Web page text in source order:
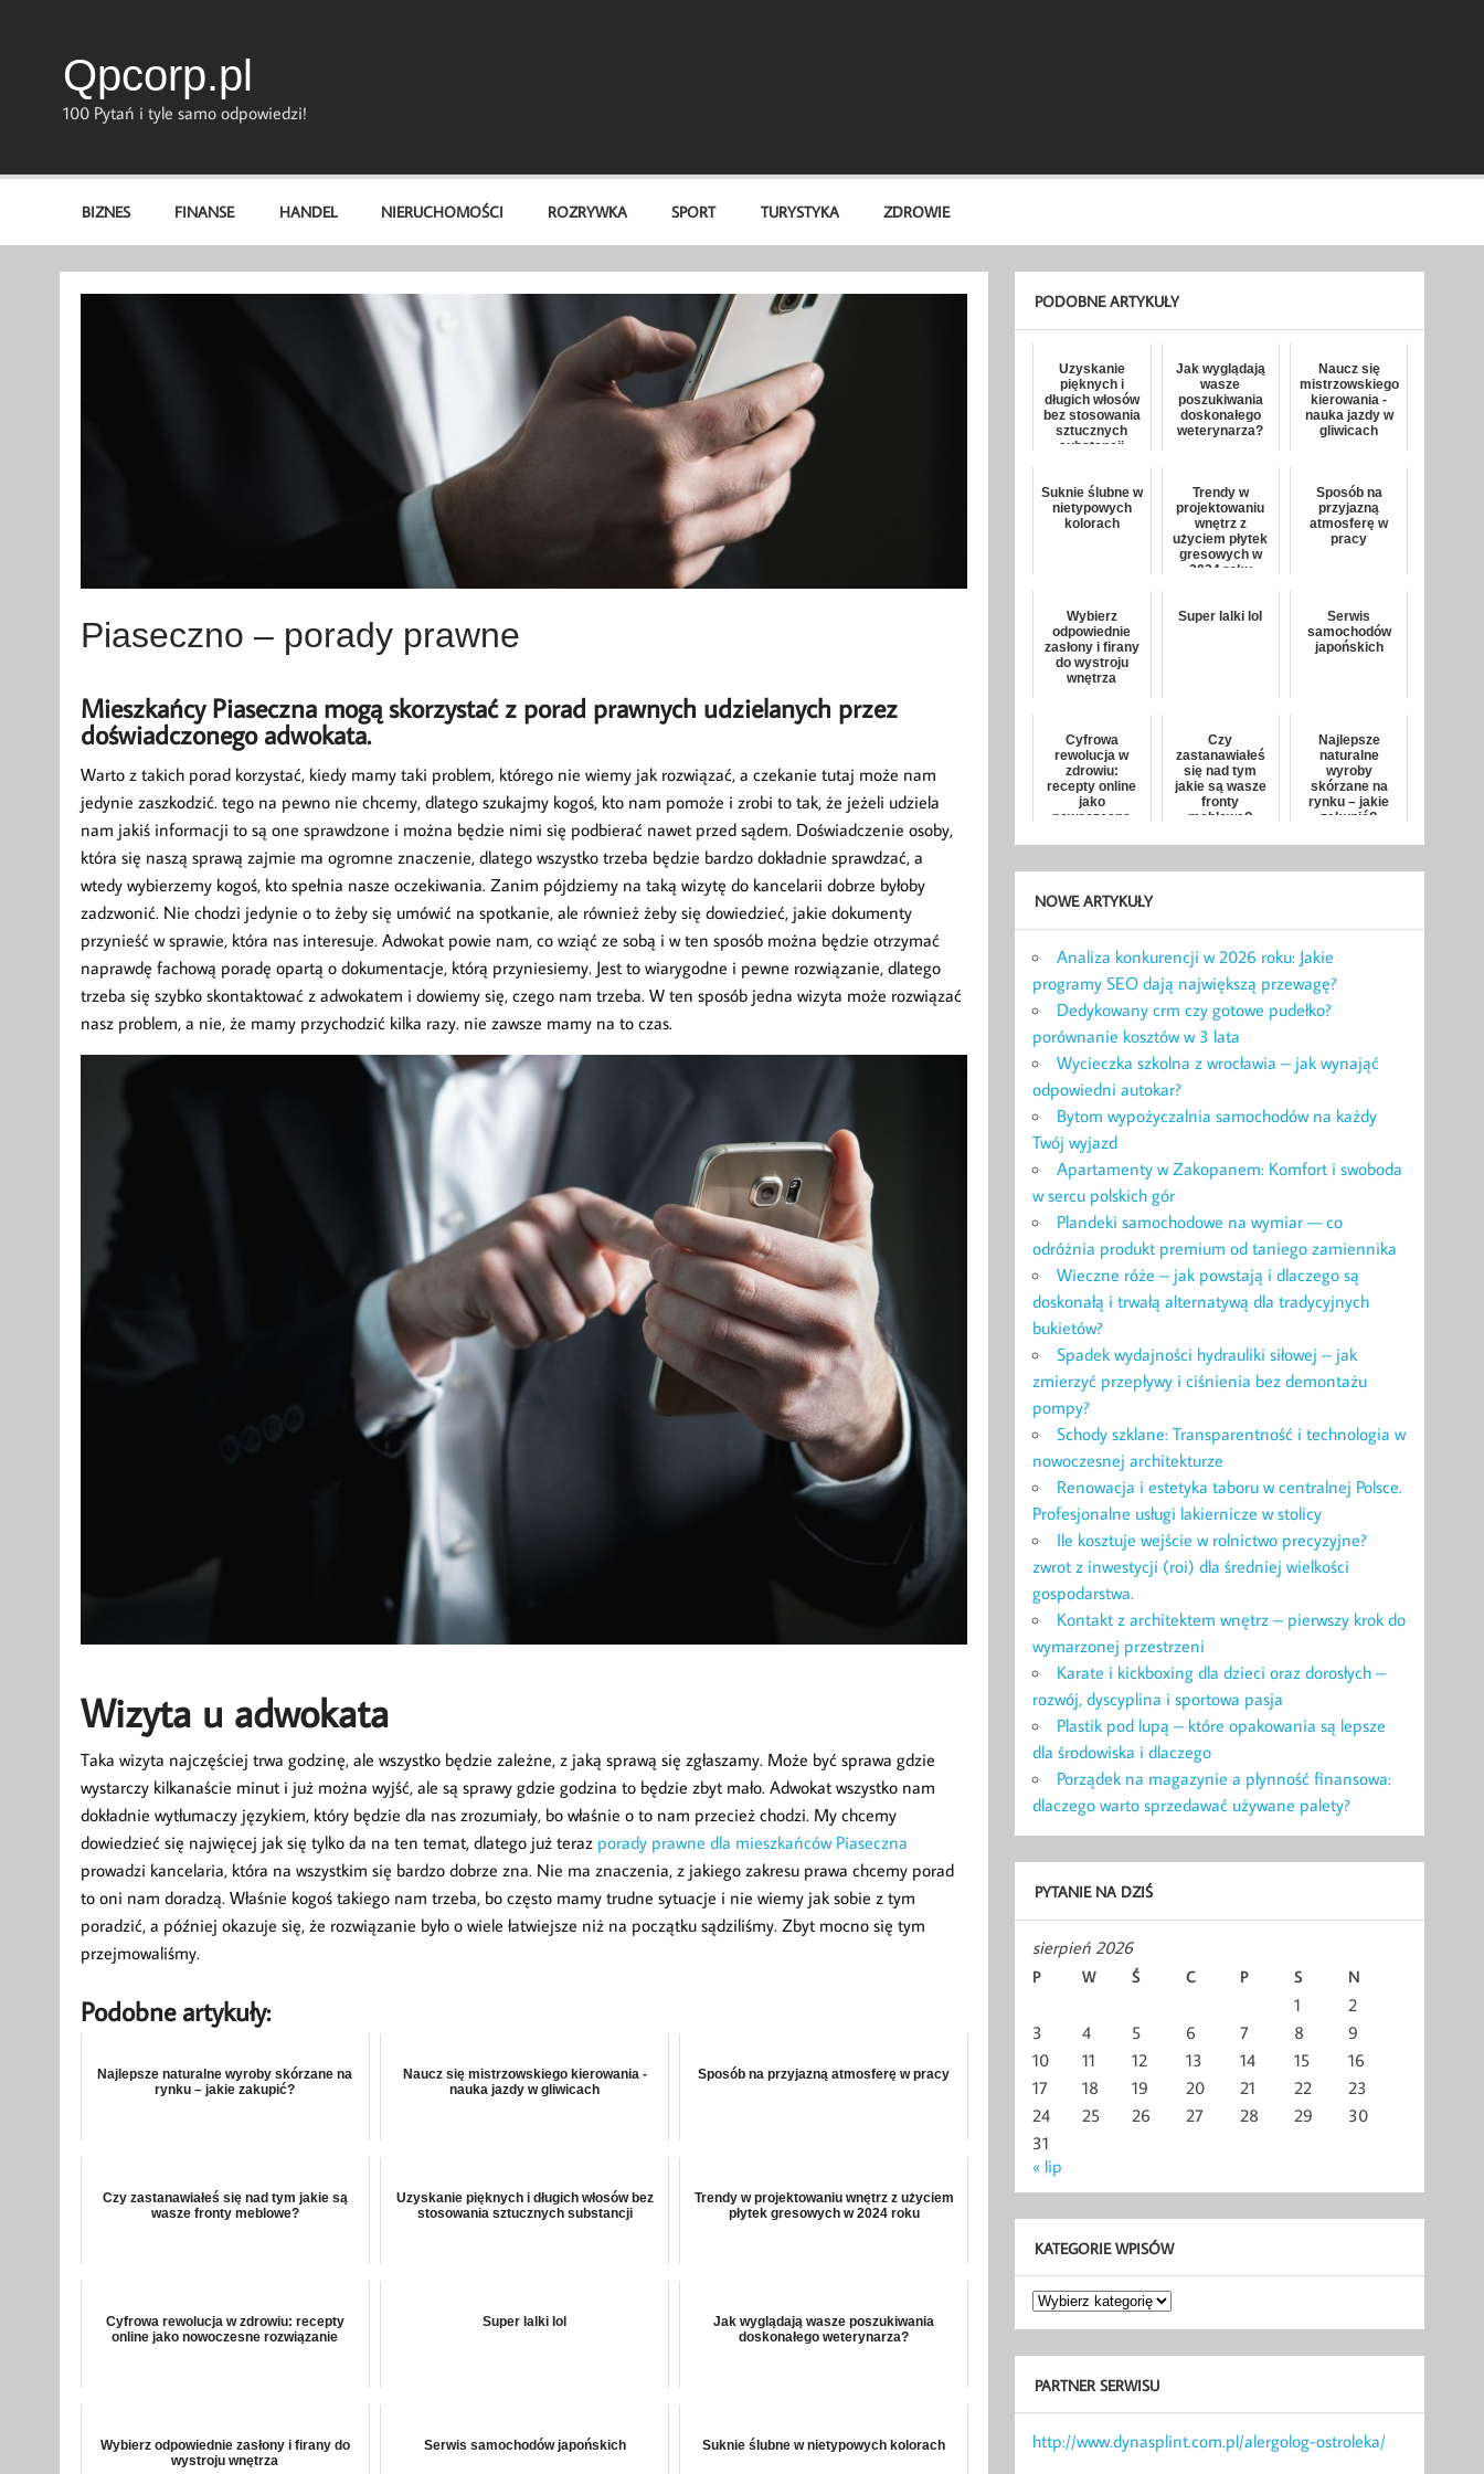
Qpcorp.pl
100 Pytań i tyle samo odpowiedzi!
BIZNES FINANSE HANDEL NIERUCHOMOŚCI ROZRYWKA SPORT TURYSTYKA ZDROWIE
Piaseczno – porady prawne
Mieszkańcy Piaseczna mogą skorzystać z porad prawnych udzielanych przez
doświadczonego adwokata.
Warto z takich porad korzystać, kiedy mamy taki problem, którego nie wiemy jak rozwiązać, a czekanie tutaj może nam
jedynie zaszkodzić. tego na pewno nie chcemy, dlatego szukajmy kogoś, kto nam pomoże i zrobi to tak, że jeżeli udziela
nam jakiś informacji to są one sprawdzone i można będzie nimi się podbierać nawet przed sądem. Doświadczenie osoby,
która się naszą sprawą zajmie ma ogromne znaczenie, dlatego wszystko trzeba będzie bardzo dokładnie sprawdzać, a
wtedy wybierzemy kogoś, kto spełnia nasze oczekiwania. Zanim pójdziemy na taką wizytę do kancelarii dobrze byłoby
zadzwonić. Nie chodzi jedynie o to żeby się umówić na spotkanie, ale również żeby się dowiedzieć, jakie dokumenty
przynieść w sprawie, która nas interesuje. Adwokat powie nam, co wziąć ze sobą i w ten sposób można będzie otrzymać
naprawdę fachową poradę opartą o dokumentacje, którą przyniesiemy. Jest to wiarygodne i pewne rozwiązanie, dlatego
trzeba się szybko skontaktować z adwokatem i dowiemy się, czego nam trzeba. W ten sposób jedna wizyta może rozwiązać
nasz problem, a nie, że mamy przychodzić kilka razy. nie zawsze mamy na to czas.
Wizyta u adwokata
Taka wizyta najczęściej trwa godzinę, ale wszystko będzie zależne, z jaką sprawą się zgłaszamy. Może być sprawa gdzie
wystarczy kilkanaście minut i już można wyjść, ale są sprawy gdzie godzina to będzie zbyt mało. Adwokat wszystko nam
dokładnie wytłumaczy językiem, który będzie dla nas zrozumiały, bo właśnie o to nam przecież chodzi. My chcemy
dowiedzieć się najwięcej jak się tylko da na ten temat, dlatego już teraz porady prawne dla mieszkańców Piaseczna
prowadzi kancelaria, która na wszystkim się bardzo dobrze zna. Nie ma znaczenia, z jakiego zakresu prawa chcemy porad
to oni nam doradzą. Właśnie kogoś takiego nam trzeba, bo często mamy trudne sytuacje i nie wiemy jak sobie z tym
poradzić, a później okazuje się, że rozwiązanie było o wiele łatwiejsze niż na początku sądziliśmy. Zbyt mocno się tym
przejmowaliśmy.
Podobne artykuły:
Najlepsze naturalne wyroby skórzane na
rynku – jakie zakupić?
Naucz się mistrzowskiego kierowania -
nauka jazdy w gliwicach
Sposób na przyjazną atmosferę w pracy
Czy zastanawiałeś się nad tym jakie są
wasze fronty meblowe?
Uzyskanie pięknych i długich włosów bez
stosowania sztucznych substancji
Trendy w projektowaniu wnętrz z użyciem
płytek gresowych w 2024 roku
Cyfrowa rewolucja w zdrowiu: recepty
online jako nowoczesne rozwiązanie
Super lalki lol
Jak wyglądają wasze poszukiwania
doskonałego weterynarza?
Wybierz odpowiednie zasłony i firany do
wystroju wnętrza
Serwis samochodów japońskich Suknie ślubne w nietypowych kolorach
PODOBNE ARTYKUŁY
Uzyskanie
pięknych i
długich włosów
bez stosowania
sztucznych
substancji
Jak wyglądają
wasze
poszukiwania
doskonałego
weterynarza?
Naucz się
mistrzowskiego
kierowania -
nauka jazdy w
gliwicach
Suknie ślubne w
nietypowych
kolorach
Trendy w
projektowaniu
wnętrz z
użyciem płytek
gresowych w
2024 roku
Sposób na
przyjazną
atmosferę w
pracy
Wybierz
odpowiednie
zasłony i firany
do wystroju
wnętrza
Super lalki lol
Serwis
samochodów
japońskich
Cyfrowa
rewolucja w
zdrowiu:
recepty online
jako
nowoczesne
Czy
zastanawiałeś
się nad tym
jakie są wasze
fronty
meblowe?
Najlepsze
naturalne
wyroby
skórzane na
rynku – jakie
zakupić?
NOWE ARTYKUŁY
Analiza konkurencji w 2026 roku: Jakie
programy SEO dają największą przewagę?
Dedykowany crm czy gotowe pudełko?
porównanie kosztów w 3 lata
Wycieczka szkolna z wrocławia – jak wynająć
odpowiedni autokar?
Bytom wypożyczalnia samochodów na każdy
Twój wyjazd
Apartamenty w Zakopanem: Komfort i swoboda
w sercu polskich gór
Plandeki samochodowe na wymiar — co
odróżnia produkt premium od taniego zamiennika
Wieczne róże – jak powstają i dlaczego są
doskonałą i trwałą alternatywą dla tradycyjnych
bukietów?
Spadek wydajności hydrauliki siłowej – jak
zmierzyć przepływy i ciśnienia bez demontażu
pompy?
Schody szklane: Transparentność i technologia w
nowoczesnej architekturze
Renowacja i estetyka taboru w centralnej Polsce.
Profesjonalne usługi lakiernicze w stolicy
Ile kosztuje wejście w rolnictwo precyzyjne?
zwrot z inwestycji (roi) dla średniej wielkości
gospodarstwa.
Kontakt z architektem wnętrz – pierwszy krok do
wymarzonej przestrzeni
Karate i kickboxing dla dzieci oraz dorosłych –
rozwój, dyscyplina i sportowa pasja
Plastik pod lupą – które opakowania są lepsze
dla środowiska i dlaczego
Porządek na magazynie a płynność finansowa:
dlaczego warto sprzedawać używane palety?
PYTANIE NA DZIŚ
sierpień 2026
P W Ś C P S N
1
2
3
4 5 6 7 8
9
10
11 12 13 14 15
16
17
18 19 20 21 22
23
24
25 26 27 28 29
30
31
« lip
KATEGORIE WPISÓW
Kategorie
wpisów
PARTNER SERWISU
http://www.dynasplint.com.pl/alergolog-ostroleka/